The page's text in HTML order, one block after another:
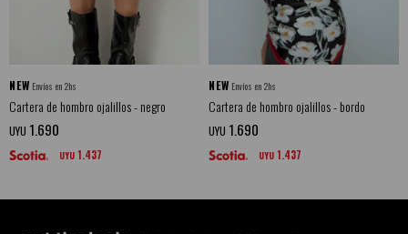
NEW Envíos en 2hs
Cartera de hombro ojalillos - negro
UYU 1.690
UYU 1.437
NEW Envíos en 2hs
Cartera de hombro ojalillos - bordo
UYU 1.690
UYU 1.437